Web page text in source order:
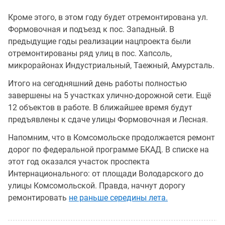
Кроме этого, в этом году будет отремонтирована ул.
Формовочная и подъезд к пос. Западный. В
предыдущие годы реализации нацпроекта были
отремонтированы ряд улиц в пос. Хапсоль,
микрорайонах Индустриальный, Таежный, Амурсталь.
Итого на сегодняшний день работы полностью
завершены на 5 участках улично-дорожной сети. Ещё
12 объектов в работе. В ближайшее время будут
предъявлены к сдаче улицы Формовочная и Лесная.
Напомним, что в Комсомольске продолжается ремонт
дорог по федеральной программе БКАД. В списке на
этот год оказался участок проспекта
Интернационального: от площади Володарского до
улицы Комсомольской. Правда, начнут дорогу
ремонтировать не раньше середины лета.